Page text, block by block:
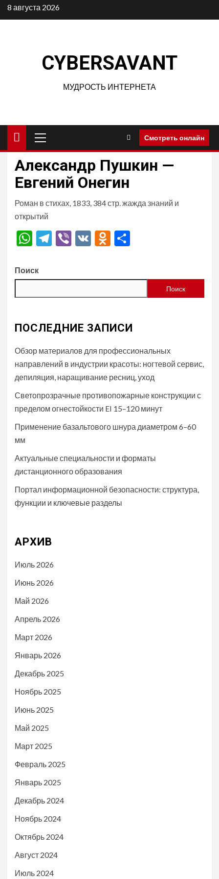
Перейти
к
8 августа 2026
CYBERSAVANT
МУДРОСТЬ ИНТЕРНЕТА
меню
Смотреть онлайн
Александр Пушкин —
Евгений Онегин
Роман в стихах, 1833, 384 стр. жажда знаний и
открытий
WhatsApp
Telegram
Viber
VK Odnoklassniki
Поиск
Поиск
ПОСЛЕДНИЕ ЗАПИСИ
Обзор материалов для профессиональных
направлений в индустрии красоты: ногтевой сервис,
депиляция, наращивание ресниц, уход
Светопрозрачные противопожарные конструкции с
пределом огнестойкости EI 15–120 минут
Применение базальтового шнура диаметром 6–60
мм
Актуальные специальности и форматы
дистанционного образования
Портал информационной безопасности: структура,
функции и ключевые разделы
АРХИВ
Июль 2026
Июнь 2026
Май 2026
Апрель 2026
Март 2026
Январь 2026
Декабрь 2025
Ноябрь 2025
Июнь 2025
Май 2025
Март 2025
Февраль 2025
Январь 2025
Декабрь 2024
Ноябрь 2024
Октябрь 2024
Август 2024
Июль 2024